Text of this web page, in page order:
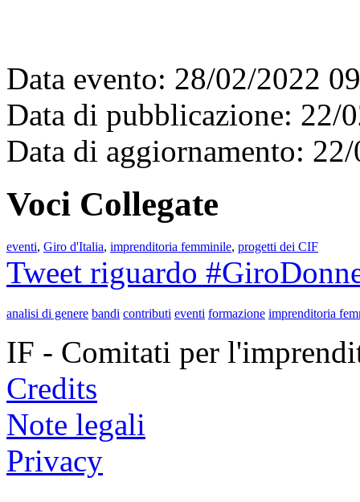
Data evento: 28/02/2022
Data di pubblicazione: 22/
Data di aggiornamento:
Voci Collegate
eventi, Giro d'Italia, imprenditoria femminile, progetti dei CIF
Tweet riguardo
analisi di genere bandi contributi eventi formazione imprenditoria
IF - Comitati per
Credits
Note legali
Privacy